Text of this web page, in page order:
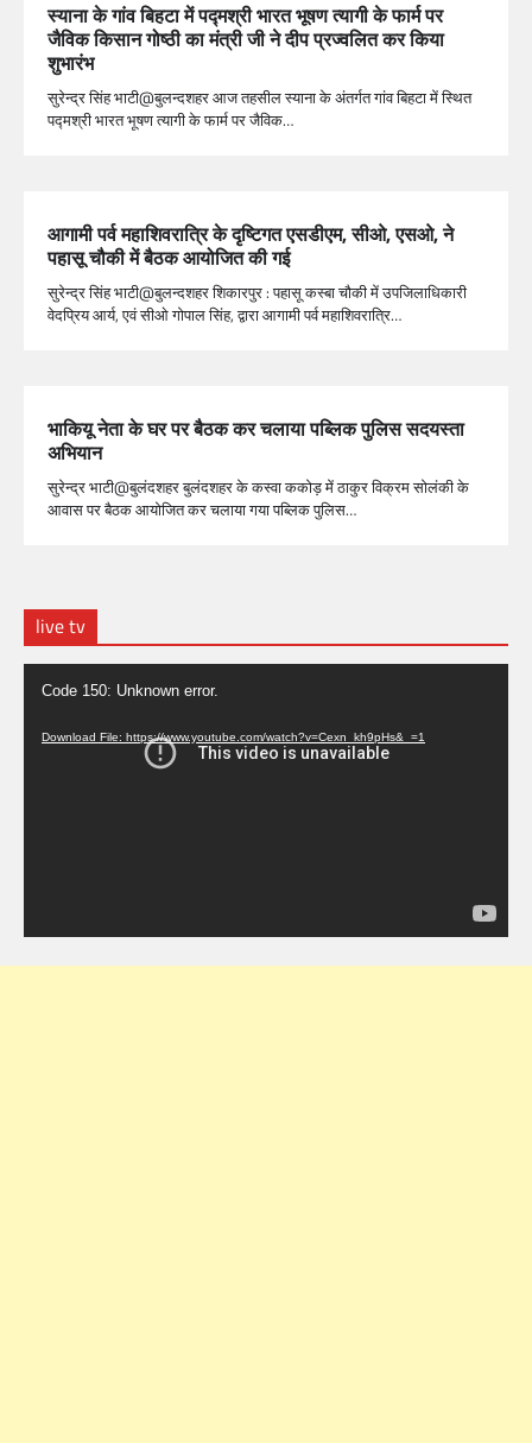
स्याना के गांव बिहटा में पद्मश्री भारत भूषण त्यागी के फार्म पर
जैविक किसान गोष्ठी का मंत्री जी ने दीप प्रज्वलित कर किया
शुभारंभ
सुरेन्द्र सिंह भाटी@बुलन्दशहर आज तहसील स्याना के अंतर्गत गांव बिहटा में स्थित
पद्मश्री भारत भूषण त्यागी के फार्म पर जैविक…
आगामी पर्व महाशिवरात्रि के दृष्टिगत एसडीएम, सीओ, एसओ, ने
पहासू चौकी में बैठक आयोजित की गई
सुरेन्द्र सिंह भाटी@बुलन्दशहर शिकारपुर : पहासू कस्बा चौकी में उपजिलाधिकारी
वेदप्रिय आर्य, एवं सीओ गोपाल सिंह, द्वारा आगामी पर्व महाशिवरात्रि…
भाकियू नेता के घर पर बैठक कर चलाया पब्लिक पुलिस सदयस्ता
अभियान
सुरेन्द्र भाटी@बुलंदशहर बुलंदशहर के कस्वा ककोड़ में ठाकुर विक्रम सोलंकी के
आवास पर बैठक आयोजित कर चलाया गया पब्लिक पुलिस…
live tv
Video
Player
Code 150: Unknown error.
Download File: https://www.youtube.com/watch?v=Cexn_kh9pHs&_=1